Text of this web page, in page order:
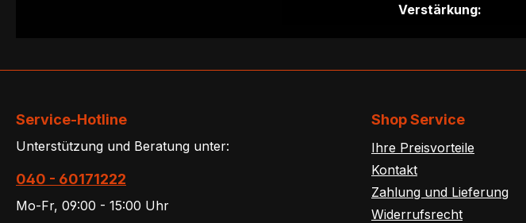
Verstärkung:
Service-Hotline
Unterstützung und Beratung unter:
040 - 60171222
Mo-Fr, 09:00 - 15:00 Uhr
Shop Service
Ihre Preisvorteile
Kontakt
Zahlung und Lieferung
Widerrufsrecht